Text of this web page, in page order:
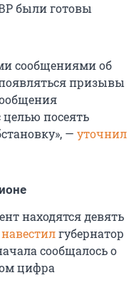
были готовы
сообщениями об
призывы
посеять
— уточнил
находятся девять
навестилгубернатор
сообщалось о
цифра